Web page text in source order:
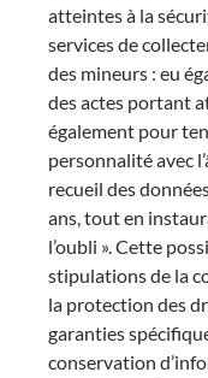
atteintes à la
services de
des mineurs : eu
des actes portant
également pour
personnalité avec
recueil des
ans, tout en
l’oubli ». Cette
stipulations de la
la protection des
garanties
conservation